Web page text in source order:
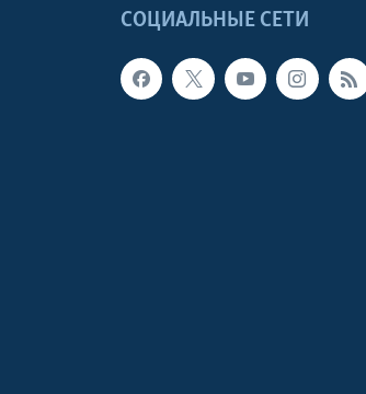
СОЦИАЛЬНЫЕ СЕТИ